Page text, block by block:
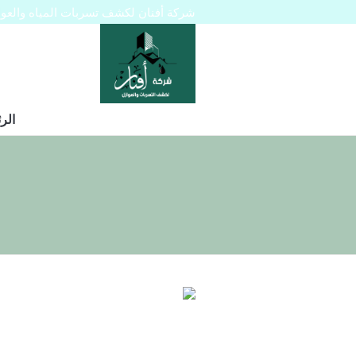
شركة أفنان لكشف تسربات المياه والعوازل